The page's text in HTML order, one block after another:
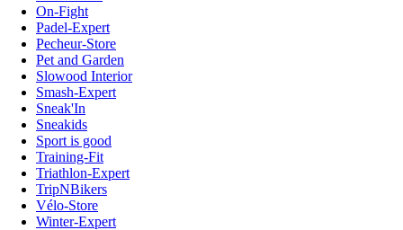
On-Fight
Padel-Expert
Pecheur-Store
Pet and Garden
Slowood Interior
Smash-Expert
Sneak'In
Sneakids
Sport is good
Training-Fit
Triathlon-Expert
TripNBikers
Vélo-Store
Winter-Expert